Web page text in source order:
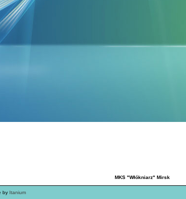
MKS "Włókniarz" Mirsk
by Itanium